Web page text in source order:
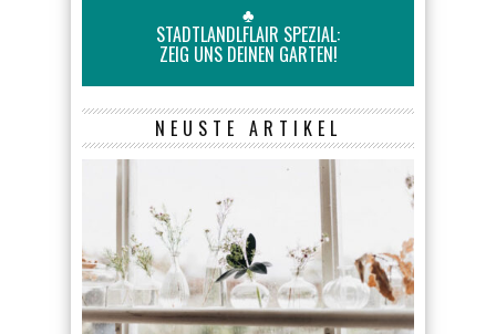
♣
STADTLANDLFLAIR SPEZIAL:
ZEIG UNS DEINEN GARTEN!
NEUSTE ARTIKEL